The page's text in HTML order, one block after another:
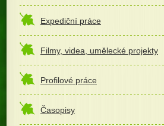
Expediční práce
Filmy, videa, umělecké projekty
Profilové práce
Časopisy